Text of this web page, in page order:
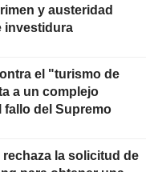
y austeridad
investidura
el "turismo de
a un complejo
fallo del Supremo
rechaza la solicitud de